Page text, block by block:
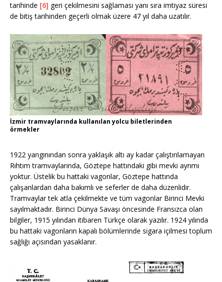
tarihinde [6] geri çekilmesini sağlaması yanı sıra imtiyaz süresi
de bitiş tarihinden geçerli olmak üzere 47 yıl daha uzatılır.
İzmir tramvaylarında kullanılan yolcu biletlerinden
örmekler
1922 yangınından sonra yaklaşık altı ay kadar çalıştırılamayan
Rıhtım tramvaylarında, Göztepe hattındaki gibi mevki ayrımı
yoktur. Üstelik bu hattaki vagonlar, Göztepe hattında
çalışanlardan daha bakımlı ve seferler de daha düzenlidir.
Tramvaylar tek atla çekilmekte ve tüm vagonlar Birinci Mevki
sayılmaktadır. Birinci Dünya Savaşı öncesinde Fransızca olan
bilgiler, 1915 yılından itibaren Türkçe olarak yazılır. 1924 yılında
bu hattaki vagonların kapalı bölümlerinde sigara içilmesi toplum
sağlığı açısından yasaklanır.